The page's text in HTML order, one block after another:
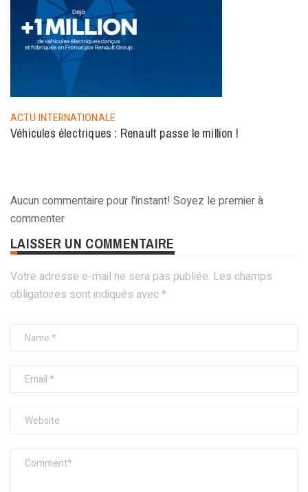
ACTU INTERNATIONALE
Véhicules électriques : Renault passe le million !
Aucun commentaire pour l'instant! Soyez le premier à
commenter
LAISSER UN COMMENTAIRE
Votre adresse e-mail ne sera pas publiée. Les champs
obligatoires sont indiqués avec*